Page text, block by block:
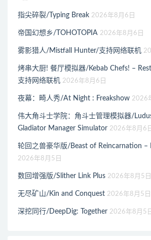
指尖碎裂/Typing Break 2026年8月6日
帝国幻想乡/TOHOTOPIA 2026年8月6日
雾影猎人/Mistfall Hunter/支持网络联机
烤串大厨! 餐厅模拟器/Kebab Chefs! –
支持网络联机 2026年8月6日
夜幕：畸人秀/At Night : Freakshow 2026
伟大角斗士学院：角斗士管理模拟器/
Gladiator Manager Simulator 2026年8月6
轮回之兽豪华版/Beast of Reincarnation –
2026年8月5日
数回增强版/Slither Link Plus 2026年8月5日
无尽矿山/Kin and Conquest 2026年8月5日
深挖同行/DeepDig: Together 2026年8月5